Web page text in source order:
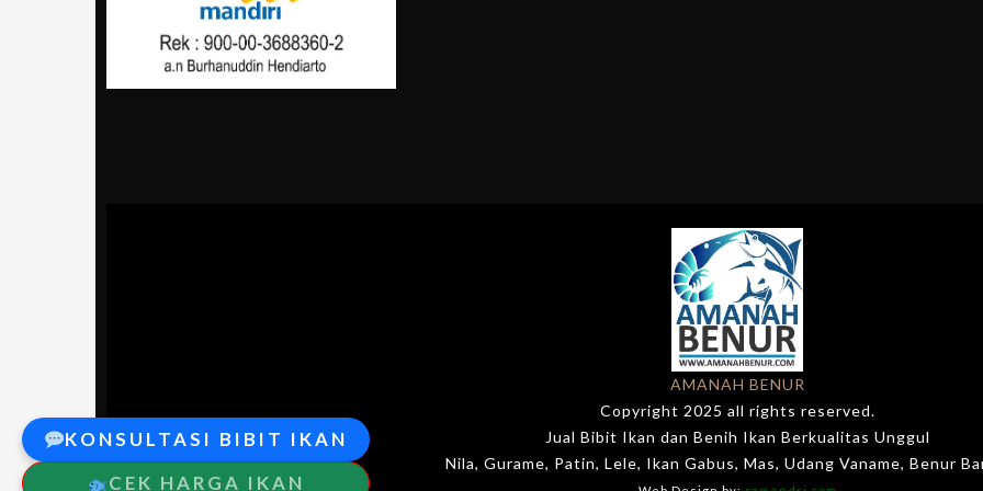
AMANAH BENUR
Copyright 2025 all rights reserved.
Jual Bibit Ikan dan Benih Ikan Berkualitas Unggul
Nila, Gurame, Patin, Lele, Ikan Gabus, Mas, Udang Vaname, Benur
KONSULTASI BIBIT IKAN
CEK HARGA IKAN